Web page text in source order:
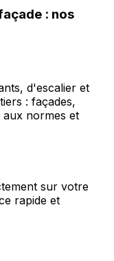
: nos
d'escalier et
: façades,
normes et
sur votre
rapide et